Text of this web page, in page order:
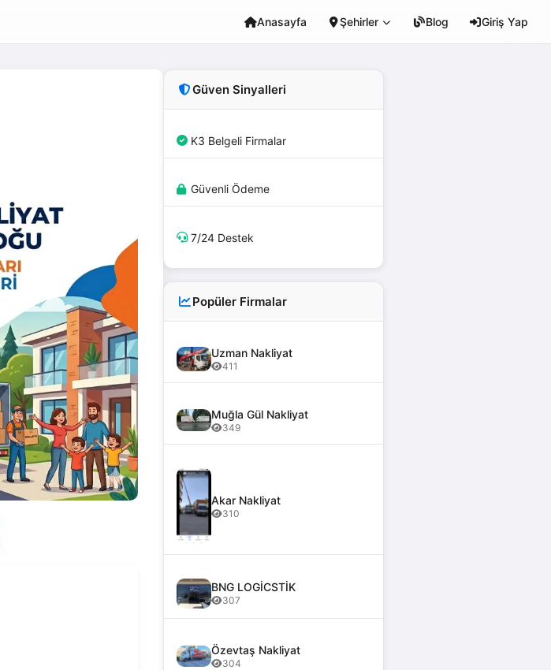
Anasayfa Şehirler Blog Giriş Yap
Güven Sinyalleri
K3 Belgeli Firmalar
Güvenli Ödeme
7/24 Destek
Popüler Firmalar
Uzman Nakliyat
411
Muğla Gül Nakliyat
349
Akar Nakliyat
310
BNG LOGİCSTİK
307
Özevtaş Nakliyat
304